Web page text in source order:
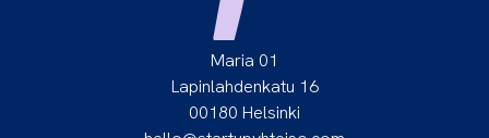
Maria 01
Lapinlahdenkatu 16
00180 Helsinki